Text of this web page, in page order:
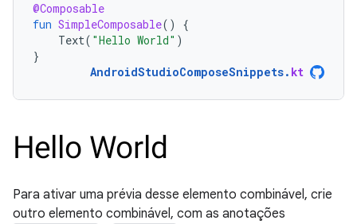
@Composable
fun SimpleComposable()
{
Text( "Hello World" )
}
AndroidStudioComposeSnippets. kt
Para ativar uma prévia desse elemento combinável, crie
outro elemento combinável, com as anotações